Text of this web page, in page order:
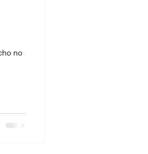
no